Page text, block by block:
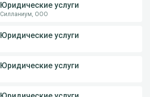
Юридические услуги
Силланиум, ООО
Юридические услуги
Юридические услуги